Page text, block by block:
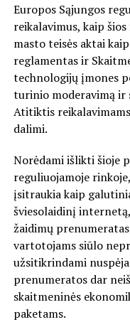
Europos Sąjungos
reikalavimus, kaip
masto teisės aktai
reglamentas ir
technologijų įmones
turinio moderavimą ir
Atitiktis
dalimi.
Norėdami išlikti šioje
reguliuojamoje
įsitraukia kaip
šviesolaidinį
žaidimų
vartotojams siūlo
užsitikrindami
prenumeratos dar
skaitmeninės
paketams.